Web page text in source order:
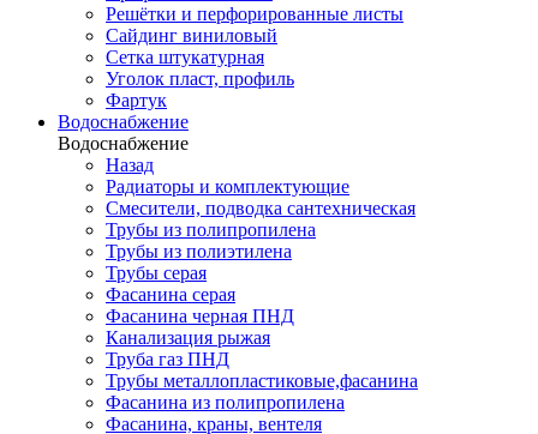
Решётки и перфорированные листы
Сайдинг виниловый
Сетка штукатурная
Уголок пласт, профиль
Фартук
Водоснабжение
Водоснабжение
Назад
Радиаторы и комплектующие
Смесители, подводка сантехническая
Трубы из полипропилена
Трубы из полиэтилена
Трубы серая
Фасанина серая
Фасанина черная ПНД
Канализация рыжая
Труба газ ПНД
Трубы металлопластиковые,фасанина
Фасанина из полипропилена
Фасанина, краны, вентеля